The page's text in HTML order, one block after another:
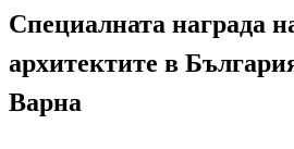
Специалната награда
архитектите в
Варна